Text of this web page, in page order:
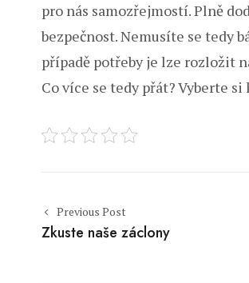
pro nás samozřejmostí. Plně
bezpečnost. Nemusíte se tedy
případě potřeby je lze rozložit
Co více se tedy přát? Vyberte
Post navigation
Previous Post
Zkuste naše záclony